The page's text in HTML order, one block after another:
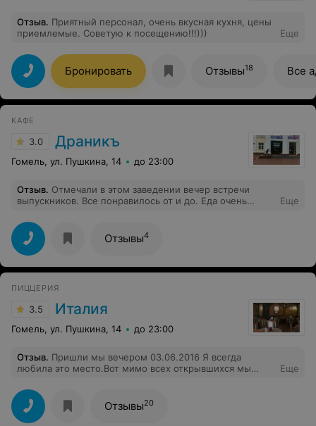
Отзыв. Приятный персонал, очень вкусная кухня, цены
приемлемые. Советую к посещению!!!)))
Еще
Бронировать Отзывы18 Все
КАФЕ
3.0 Драникъ
Гомель, ул. Пушкина, 14 до 23:00
Отзыв. Отмечали в этом заведении вечер встречи
выпускников. Все понравилось от и до. Еда очень
профессионал своего дела, человек на своём месте.
Руководству стоит поощрять таких сотрудников.
Обслуживала официантка Кристина. Очень приятная,
внимательная девушка. Спасибо Вам огромное за
шикарный стол и обслуживание. Всё было на высшем
очень вкусно. Советуем данное заведение!!!!!
Еще
Отзывы4
ПИЦЦЕРИЯ
3.5 Италия
Гомель, ул. Пушкина, 14 до 23:00
Отзыв. Пришли мы вечером 03.06.2016 Я всегда
любила это место.Вот мимо всех открывшихся мы
поищите свободные места.Пришли мы в зал
некурящих, так как со мной и подругой было ещё трое
маленьких детей. Официантка светловолосая, с
Еще
Отзывы20